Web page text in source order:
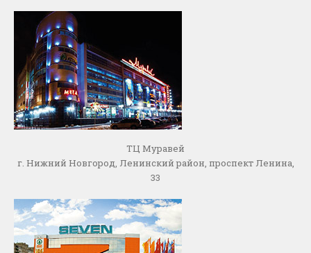
ТЦ Муравей
г. Нижний Новгород, Ленинский район, проспект Ленина,
33